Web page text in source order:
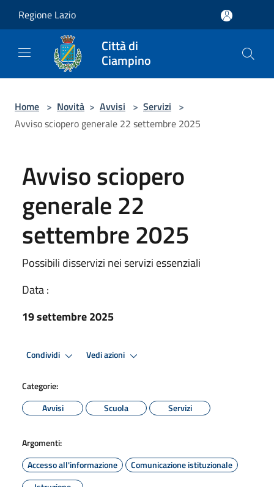
Regione Lazio
Città di
Ciampino
Home > Novità > Avvisi > Servizi >
Avviso sciopero generale 22 settembre 2025
Avviso sciopero
generale 22
settembre 2025
Possibili disservizi nei servizi essenziali
Data :
19 settembre 2025
Condividi Vedi azioni
Categorie:
Avvisi
Scuola Servizi
Argomenti:
Accesso all'informazione
Comunicazione istituzionale